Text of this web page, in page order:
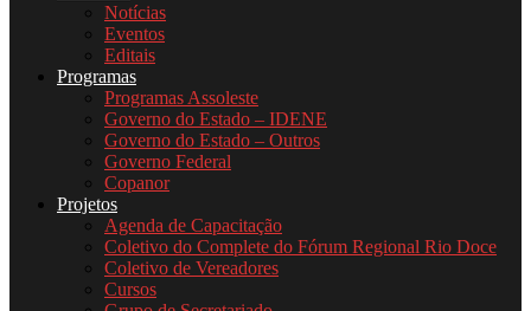
Notícias
Eventos
Editais
Programas
Programas Assoleste
Governo do Estado – IDENE
Governo do Estado – Outros
Governo Federal
Copanor
Projetos
Agenda de Capacitação
Coletivo do Complete do Fórum Regional Rio Doce
Coletivo de Vereadores
Cursos